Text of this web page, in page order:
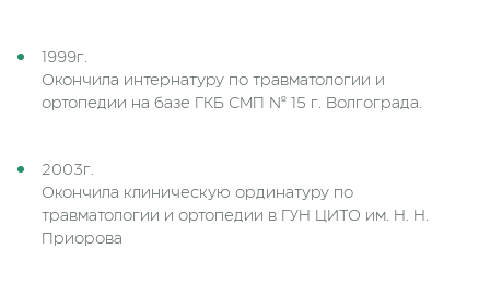
1999г.
Окончила интернатуру по травматологии и
ортопедии на базе ГКБ СМП № 15 г. Волгограда.
2003г.
Окончила клиническую ординатуру по
травматологии и ортопедии в ГУН ЦИТО им. Н. Н.
Приорова